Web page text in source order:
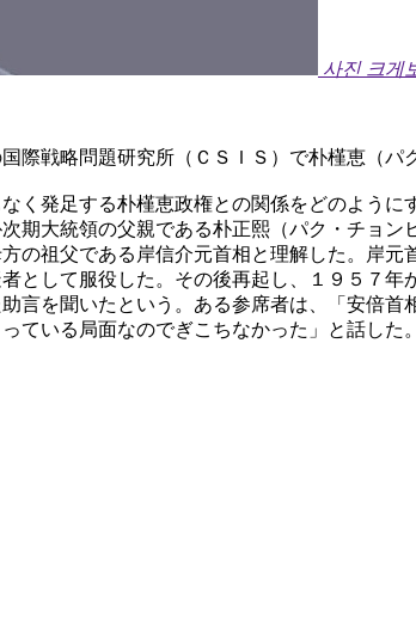
사진 크게
際戦略問題研究所（ＣＳＩＳ）で朴槿恵（パ
く発足する朴槿恵政権との関係をどのよう
期大統領の父親である朴正熙（パク・チョ
の祖父である岸信介元首相と理解した。岸
として服役した。その後再起し、１９５７
言を聞いたという。ある参席者は、「安倍
ている局面なのでぎこちなかった」と話した。